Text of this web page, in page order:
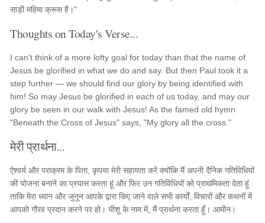
साड़ी महिमा क्रूस है।"
Thoughts on Today's Verse...
I can't think of a more lofty goal for today than that the name of
Jesus be glorified in what we do and say. But then Paul took it a
step further — we should find our glory by being identified with
him! So may Jesus be glorified in each of us today, and may our
glory be seen in our walk with Jesus! As the famed old hymn
"Beneath the Cross of Jesus" says, "My glory all the cross."
मेरी प्रार्थना...
ऐश्वर्य और पराक्रम के पिता, कृपया मेरी सहायता करें क्योंकि मैं अपनी दैनिक गतिविधियों
की योजना बनाने का प्रयास करता हूं और फिर उन गतिविधियों को प्राथमिकता देता हूं
ताकि मेरा ध्यान और जुनून आपके द्वारा किए जाने वाले सभी कार्यों, विचारों और कथनों में
आपको गौरव प्रदान करने पर हो। यीशु के नाम में, मैं प्रार्थना करता हूँ। आमीन।